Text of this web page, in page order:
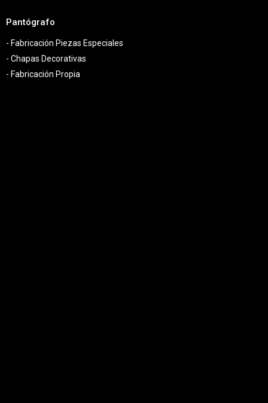
Pantógrafo
- Fabricación Piezas Especiales
- Chapas Decorativas
- Fabricación Propia